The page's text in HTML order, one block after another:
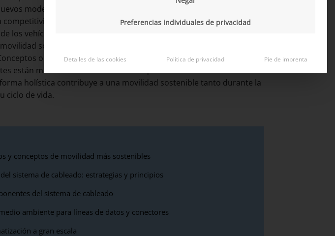
modelos de negocio y una movilidad respetuosa con el medio
a largo plazo. Las tecnologías modernas del sistema
los vehículos conectados y cada vez más autónomos— son un
sostenible. Y no solo durante el uso: el propio sistema de
optimizados, materiales innovadores y métodos de
están marcando el desarrollo de arquitecturas E/E modernas. Un
holística contribuye a una movilidad sostenible tanto durante la
ciclo de vida.
y conceptos de movilidad más sostenibles
sistema de cableado: estrategias y principios
del sistema de cableado
ambiente para líneas de datos y conectores
a gran escala
Preferencias individuales de privacidad
Detalles de las cookies Política de privacidad Pie de imprenta